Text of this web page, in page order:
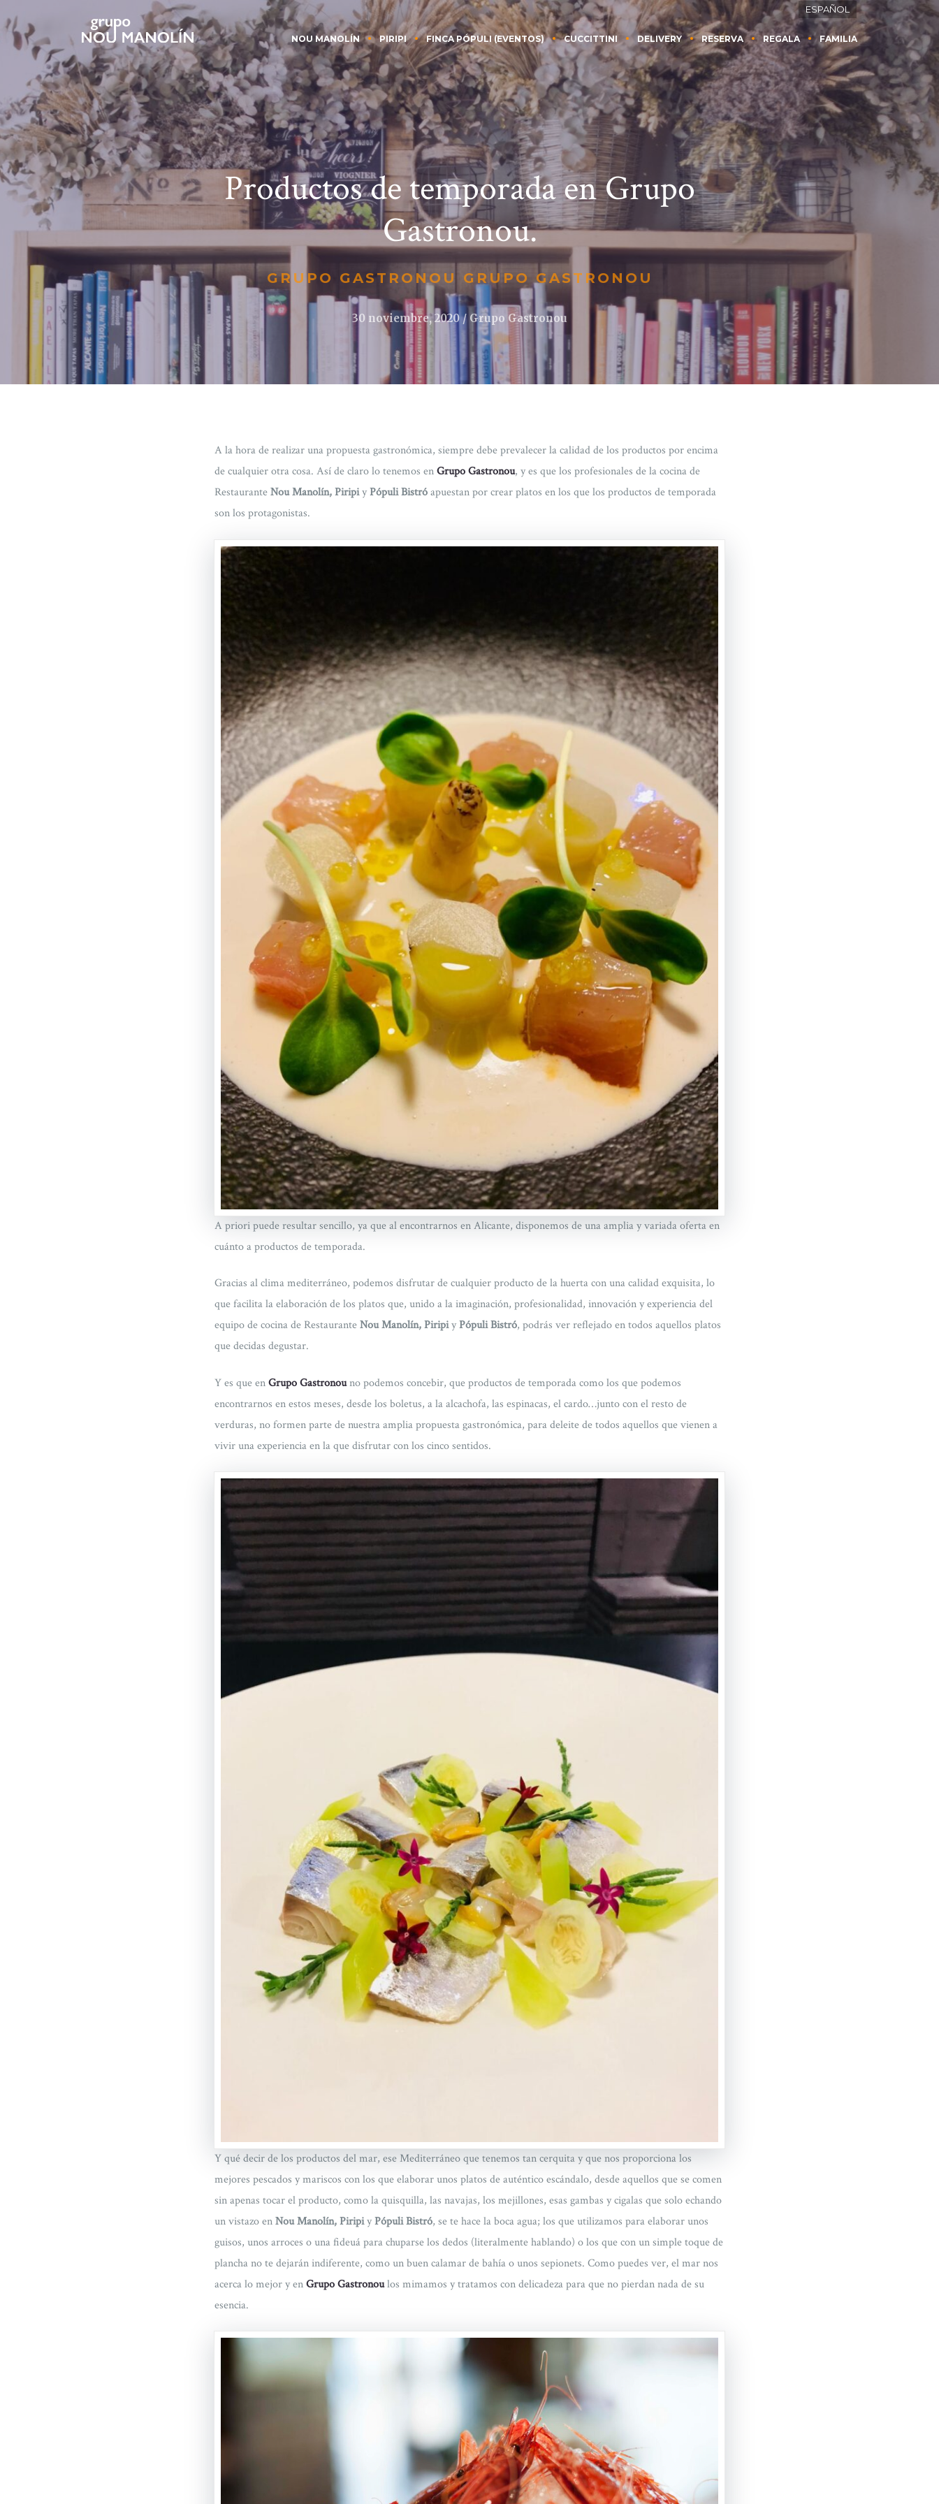
ESPAÑOL
NOU MANOLÍN PIRIPI FINCA PÓPULI (EVENTOS) CUCCITTINI DELIVERY RESERVA REGALA FAMILIA
Productos de temporada en Grupo
Gastronou.
GRUPO GASTRONOU GRUPO GASTRONOU
30 noviembre, 2020 Grupo Gastronou
A la hora de realizar una propuesta gastronómica, siempre debe prevalecer la calidad de los productos por encima
de cualquier otra cosa. Así de claro lo tenemos enGrupo Gastronou, y es que los profesionales de la cocina de
RestauranteNou Manolín, PiripiyPópuli Bistróapuestan por crear platos en los que los productos de temporada
son los protagonistas.
A priori puede resultar sencillo, ya que al encontrarnos en Alicante, disponemos de una amplia y variada oferta en
cuánto a productos de temporada.
Gracias al clima mediterráneo, podemos disfrutar de cualquier producto de la huerta con una calidad exquisita, lo
que facilita la elaboración de los platos que, unido a la imaginación, profesionalidad, innovación y experiencia del
equipo de cocina de RestauranteNou Manolín, PiripiyPópuli Bistró, podrás ver reflejado en todos aquellos platos
que decidas degustar.
Y es que enGrupo Gastronouno podemos concebir, que productos de temporada como los que podemos
encontrarnos en estos meses, desde los boletus, a la alcachofa, las espinacas, el cardo…junto con el resto de
verduras, no formen parte de nuestra amplia propuesta gastronómica, para deleite de todos aquellos que vienen a
vivir una experiencia en la que disfrutar con los cinco sentidos.
Y qué decir de los productos del mar, ese Mediterráneo que tenemos tan cerquita y que nos proporciona los
mejores pescados y mariscos con los que elaborar unos platos de auténtico escándalo, desde aquellos que se comen
sin apenas tocar el producto, como la quisquilla, las navajas, los mejillones, esas gambas y cigalas que solo echando
un vistazo enNou Manolín, PiripiyPópuli Bistró, se te hace la boca agua; los que utilizamos para elaborar unos
guisos, unos arroces o una fideuá para chuparse los dedos (literalmente hablando) o los que con un simple toque de
plancha no te dejarán indiferente, como un buen calamar de bahía o unos sepionets. Como puedes ver, el mar nos
acerca lo mejor y enGrupo Gastronoulos mimamos y tratamos con delicadeza para que no pierdan nada de su
esencia.